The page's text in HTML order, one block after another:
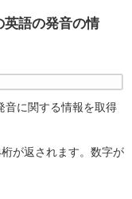
語の発音の情
音に関する情報を取得
が返されます。数字が